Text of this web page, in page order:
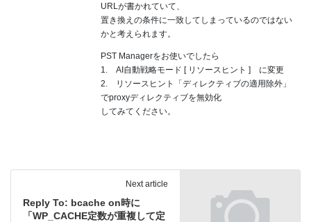
URLが書かれていて、
置き換えの条件に一致してしまっているのではない
かと考えられます。
PST Managerをお使いでしたら
1. AI自動戦略モード [ リソースヒント ] に変更
2. リソースヒント「ディレクティブの適用除外」
でproxyディレクティブを無効化
してみてください。
Next article
Reply To: bcache on時に
「WP_CACHE定数が重複して定